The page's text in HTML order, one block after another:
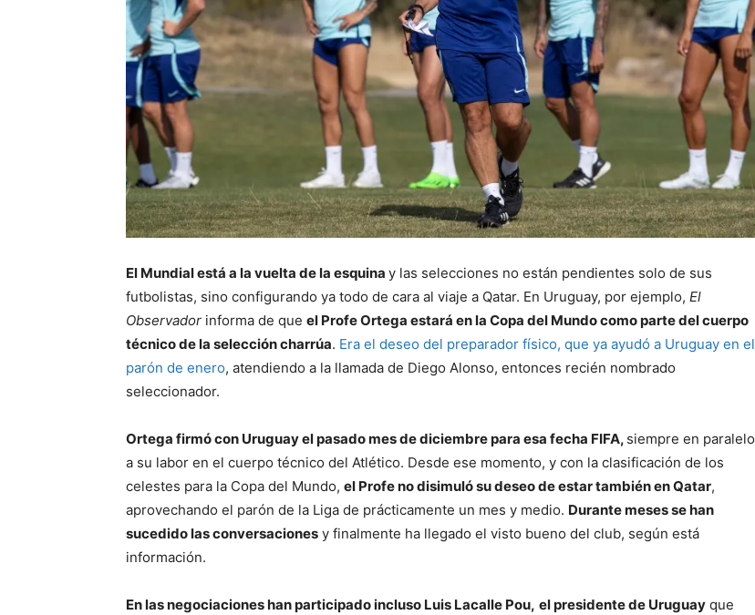
El Mundial está a la vuelta de la esquina y las selecciones no están pendientes solo de sus
futbolistas, sino configurando ya todo de cara al viaje a Qatar. En Uruguay, por ejemplo, El
Observador informa de que el Profe Ortega estará en la Copa del Mundo como parte del cuerpo
técnico de la selección charrúa. Era el deseo del preparador físico, que ya ayudó a Uruguay en el
parón de enero, atendiendo a la llamada de Diego Alonso, entonces recién nombrado
seleccionador.
Ortega firmó con Uruguay el pasado mes de diciembre para esa fecha FIFA, siempre en paralelo
a su labor en el cuerpo técnico del Atlético. Desde ese momento, y con la clasificación de los
celestes para la Copa del Mundo, el Profe no disimuló su deseo de estar también en Qatar,
aprovechando el parón de la Liga de prácticamente un mes y medio. Durante meses se han
sucedido las conversaciones y finalmente ha llegado el visto bueno del club, según está
información.
En las negociaciones han participado incluso Luis Lacalle Pou, el presidente de Uruguay que